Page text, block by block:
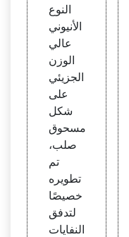
النوع
الأنيوني
عالي
الوزن
الجزيئي
على
شكل
مسحوق
صلب،
تم
تطويره
خصيصًا
لتدفق
النفايات